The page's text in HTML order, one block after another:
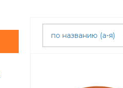
по названию (а-я)